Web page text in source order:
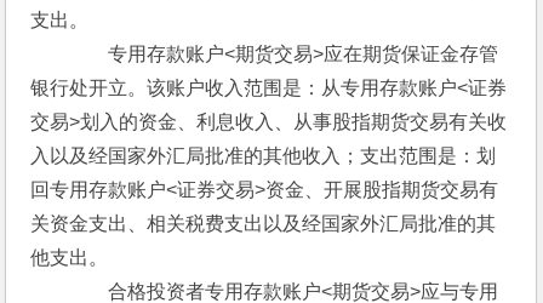
支出。
专用存款账户<期货交易>应在期货保证金存管
银行处开立。该账户收入范围是：从专用存款账户<证券
交易>划入的资金、利息收入、从事股指期货交易有关收
入以及经国家外汇局批准的其他收入；支出范围是：划
回专用存款账户<证券交易>资金、开展股指期货交易有
关资金支出、相关税费支出以及经国家外汇局批准的其
他支出。
合格投资者专用存款账户<期货交易>应与专用